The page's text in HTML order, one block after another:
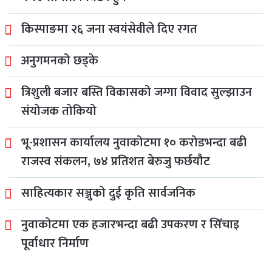
किस्पाङमा २६ जना स्वयंसेवीले दिए रगत
अनुगमनको छड्के
त्रिशुली बजार बस्ति विकासको जग्गा विवाद सुल्झाउन
संयोजक तोकियो
भू-प्रशासन कार्यालय नुवाकोटमा १० करोडभन्दा बढी
राजस्व संकलन, ७४ प्रतिशत बेरुजु फर्छयौट
साहित्यकार सञ्जुको दुई कृति सार्वजनिक
नुवाकोटमा एक हजारभन्दा बढी उपकरण र सिँचाइ
पूर्वाधार निर्माण